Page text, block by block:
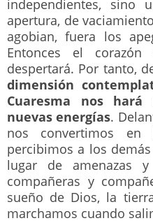
independientes, sino
apertura, de
agobian, fuera los
Entonces el
despertará. Por tanto,
dimensión
Cuaresma nos hará
nuevas energías.
nos convertimos en
percibimos a los
lugar de amenazas y
compañeras y
sueño de Dios, la
marchamos cuando